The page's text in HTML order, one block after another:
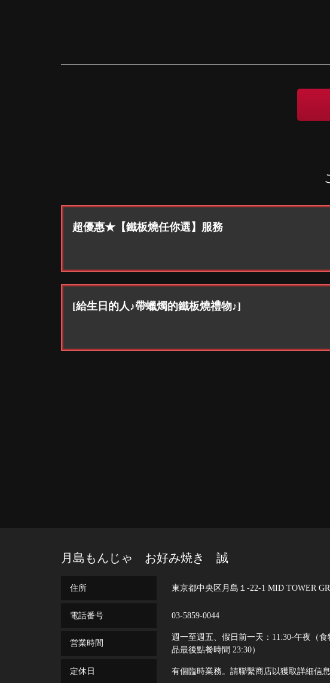
超優惠★【鐵板燒任你選】服務
[給生日的人♪帶蠟燭的鐵板燒禮物♪]
月島もんじゃ お好み焼き 誠
住所 東京都中央区月島１-22-1 MID TOWER
電話番号 03-5859-0044
営業時間
週一至週五、假日前一天：11:30-午夜（
品最後點餐時間 23:30）
定休日 有個臨時業務。請聯繫商店以獲取詳細信息